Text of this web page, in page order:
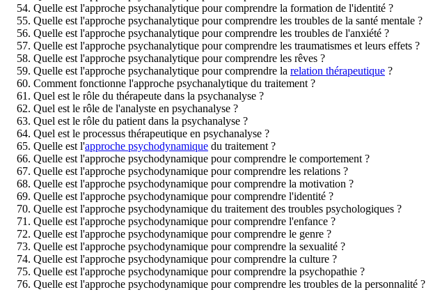
Quelle est l'approche psychanalytique pour comprendre la formation de l'identité ?
Quelle est l'approche psychanalytique pour comprendre les troubles de la santé mentale ?
Quelle est l'approche psychanalytique pour comprendre les troubles de l'anxiété ?
Quelle est l'approche psychanalytique pour comprendre les traumatismes et leurs effets ?
Quelle est l'approche psychanalytique pour comprendre les rêves ?
Quelle est l'approche psychanalytique pour comprendre la relation thérapeutique ?
Comment fonctionne l'approche psychanalytique du traitement ?
Quel est le rôle du thérapeute dans la psychanalyse ?
Quel est le rôle de l'analyste en psychanalyse ?
Quel est le rôle du patient dans la psychanalyse ?
Quel est le processus thérapeutique en psychanalyse ?
Quelle est l'approche psychodynamique du traitement ?
Quelle est l'approche psychodynamique pour comprendre le comportement ?
Quelle est l'approche psychodynamique pour comprendre les relations ?
Quelle est l'approche psychodynamique pour comprendre la motivation ?
Quelle est l'approche psychodynamique pour comprendre l'identité ?
Quelle est l'approche psychodynamique du traitement des troubles psychologiques ?
Quelle est l'approche psychodynamique pour comprendre l'enfance ?
Quelle est l'approche psychodynamique pour comprendre le genre ?
Quelle est l'approche psychodynamique pour comprendre la sexualité ?
Quelle est l'approche psychodynamique pour comprendre la culture ?
Quelle est l'approche psychodynamique pour comprendre la psychopathie ?
Quelle est l'approche psychodynamique pour comprendre les troubles de la personnalité ?